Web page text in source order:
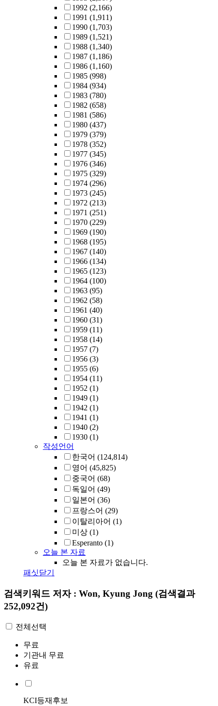
1992 (2,166)
1991 (1,911)
1990 (1,703)
1989 (1,521)
1988 (1,340)
1987 (1,186)
1986 (1,160)
1985 (998)
1984 (934)
1983 (780)
1982 (658)
1981 (586)
1980 (437)
1979 (379)
1978 (352)
1977 (345)
1976 (346)
1975 (329)
1974 (296)
1973 (245)
1972 (213)
1971 (251)
1970 (229)
1969 (190)
1968 (195)
1967 (140)
1966 (134)
1965 (123)
1964 (100)
1963 (95)
1962 (58)
1961 (40)
1960 (31)
1959 (11)
1958 (14)
1957 (7)
1956 (3)
1955 (6)
1954 (11)
1952 (1)
1949 (1)
1942 (1)
1941 (1)
1940 (2)
1930 (1)
작성언어
한국어 (124,814)
영어 (45,825)
중국어 (68)
독일어 (49)
일본어 (36)
프랑스어 (29)
이탈리아어 (1)
미상 (1)
Esperanto (1)
오늘 본 자료
오늘 본 자료가 없습니다.
패싯닫기
검색키워드 저자 : Won, Kyung Jong (검색결과
252,092건)
전체선택
무료
기관내 무료
유료
KCI등재후보